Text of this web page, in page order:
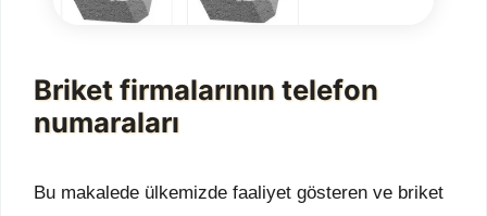
Briket firmalarının telefon
numaraları
Bu makalede ülkemizde faaliyet gösteren ve briket